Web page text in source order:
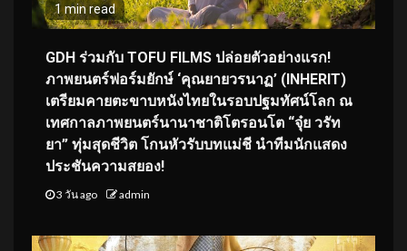
1 min read
GDH ร่วมกับ TOFU FILMS ปล่อยตัวอย่างแรก!
ภาพยนตร์ฟอร์มยักษ์ ‘คุณยายวรนาฏ’ (INHERIT)
เตรียมคายตะขาบหนังไทยในรอบปฐมทัศน์โลก ณ
เทศกาลภาพยนตร์นานาชาติโตรอนโต “จุ๋ย วรัท
ยา” ทุ่มสุดชีวิต โกนหัวรับบทแม่ชี นำทีมนักแสดง
ประชันความสยอง!
3 วัน ago admin